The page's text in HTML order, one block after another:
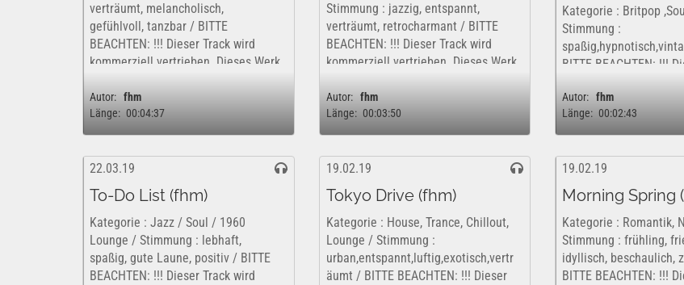
verträumt, melancholisch,
gefühlvoll, tanzbar / BITTE
BEACHTEN: !!! Dieser Track wird
kommerziell vertrieben. Dieses Werk
rechtlich für eine rein private,...
Autor: fhm
Länge: 00:04:37
Stimmung : jazzig, entspannt,
verträumt, retrocharmant / BITTE
BEACHTEN: !!! Dieser Track wird
kommerziell vertrieben. Dieses Werk
rechtlich für eine rein private,...
Autor: fhm
Länge: 00:03:50
Kategorie : Britpop
Stimmung :
BITTE BEACHTEN: !!!
Werk ist insofern nur
rechtlich für eine rein
Autor: fhm
Länge: 00:02:43
22.03.19
To-Do List (fhm)
Kategorie : Jazz / Soul / 1960
Lounge / Stimmung : lebhaft,
spaßig, gute Laune, positiv / BITTE
BEACHTEN: !!! Dieser Track wird
19.02.19
Tokyo Drive (fhm)
Kategorie : House, Trance, Chillout,
Lounge / Stimmung :
urban,entspannt,luftig,exotisch,vertr
äumt / BITTE BEACHTEN: !!! Dieser
19.02.19
Morning Spring
Kategorie : Romantik,
Stimmung : frühling,
idyllisch, beschaulich,
BITTE BEACHTEN: !!!